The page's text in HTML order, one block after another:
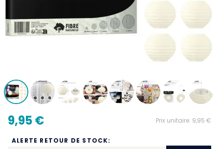
9,95 € Prix unitaire: 9,95 €
ALERTE RETOUR DE STOCK: